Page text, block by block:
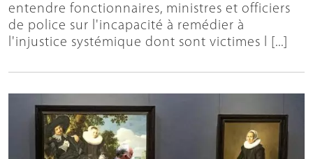
entendre fonctionnaires, ministres et officiers
de police sur l'incapacité à remédier à
l'injustice systémique dont sont victimes l [...]